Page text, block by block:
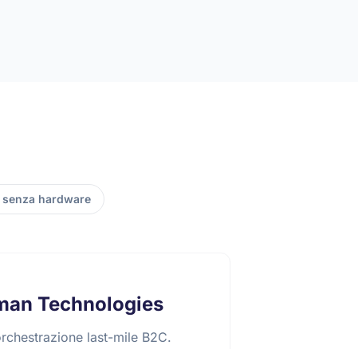
hardware
Technologies
last-mile B2C.